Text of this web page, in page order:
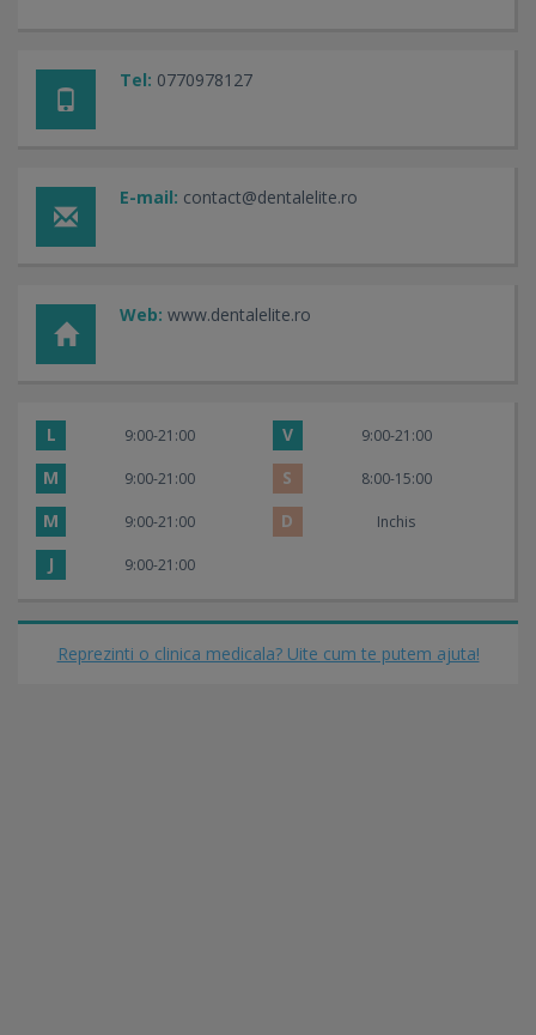
Tel: 0770978127
E-mail: contact@dentalelite.ro
Web: www.dentalelite.ro
L 9:00-21:00 V 9:00-21:00
M 9:00-21:00 S 8:00-15:00
M 9:00-21:00 D Inchis
J 9:00-21:00
Reprezinti o clinica medicala? Uite cum te putem ajuta!